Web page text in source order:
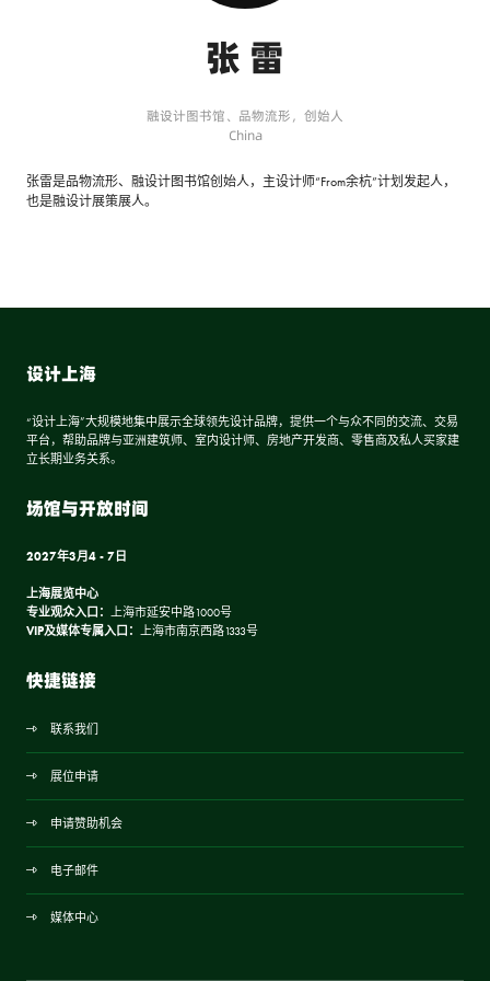
张 雷
融设计图书馆、品物流形，创始人
China
张雷是品物流形、融设计图书馆创始人，主设计师“From余杭”计划发起人，
也是融设计展策展人。
设计上海
“设计上海”大规模地集中展示全球领先设计品牌，提供一个与众不同的交流、交易
平台，帮助品牌与亚洲建筑师、室内设计师、房地产开发商、零售商及私人买家建
立长期业务关系。
场馆与开放时间
2027年3月4 - 7日
上海展览中心
专业观众入口： 上海市延安中路1000号
VIP及媒体专属入口： 上海市南京西路1333号
快捷链接
联系我们
展位申请
申请赞助机会
电子邮件
媒体中心